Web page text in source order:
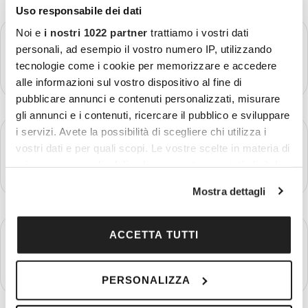
Uso responsabile dei dati
Noi e i nostri 1022 partner trattiamo i vostri dati
personali, ad esempio il vostro numero IP, utilizzando
tecnologie come i cookie per memorizzare e accedere
alle informazioni sul vostro dispositivo al fine di
pubblicare annunci e contenuti personalizzati, misurare
gli annunci e i contenuti, ricercare il pubblico e sviluppare
i servizi. Avete la possibilità di scegliere chi utilizza i
vostri dati e per quali scopi. Le vostre scelte in materia di
modificare o revocare il proprio consenso in qualsiasi
momento dalla Dichiarazione sui cookie o facendo clic
sull'icona di attivazione della privacy.
Con il tuo consenso, vorremmo anche:
raccogliere informazioni sulla tua posizione
geografica, con un'approssimazione di qualche
Mostra dettagli
ACCETTA TUTTI
PERSONALIZZA
GIORNO 1
Partenza - Isola di Faial
Più dettagli
GIORNO 2
Whale-watching a Faial
Più dettagli